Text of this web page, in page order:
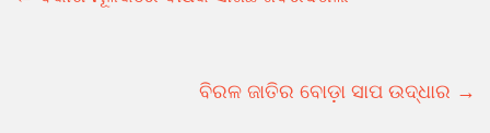
ବିରଳ ଜାତିର ବୋଡ଼ା ସାପ ଉଦ୍ଧାର →